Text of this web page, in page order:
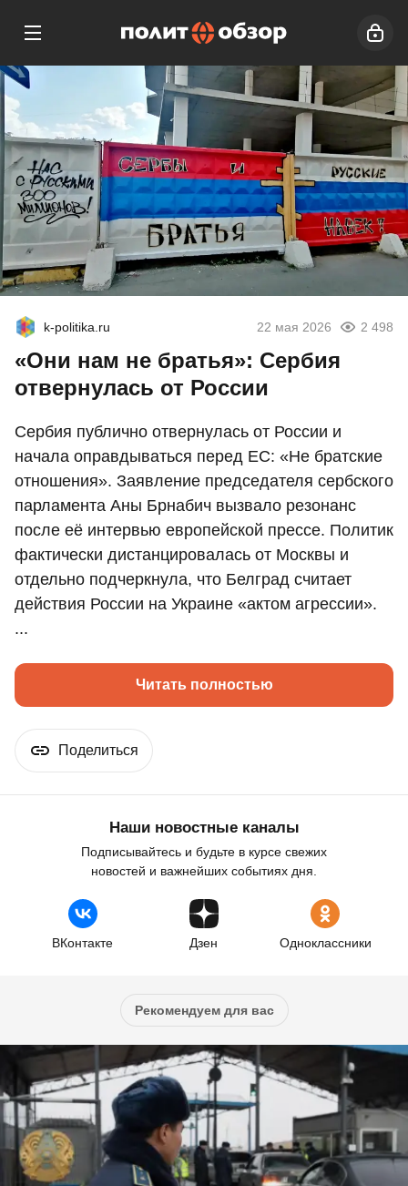
k-politika.ru 22 мая 2026 2 498
«Они нам не братья»: Сербия
отвернулась от России
Сербия публично отвернулась от России и
начала оправдываться перед ЕС: «Не братские
отношения». Заявление председателя сербского
парламента Аны Брнабич вызвало резонанс
после её интервью европейской прессе. Политик
фактически дистанцировалась от Москвы и
отдельно подчеркнула, что Белград считает
действия России на Украине «актом агрессии».
...
Читать полностью
Поделиться
Наши новостные каналы
Подписывайтесь и будьте в курсе свежих
новостей и важнейших событиях дня.
ВКонтакте Дзен Одноклассники
Рекомендуем для вас